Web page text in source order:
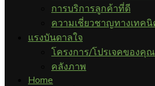
การบริการลูกค้าที่ดี
ความเชี่ยวชาญทางเทคนิ
แรงบันดาลใจ
โครงการ/โปรเจคของคุณ
คลังภาพ
Home